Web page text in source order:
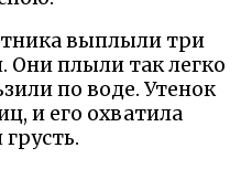
выплыли три
Они плыли так легко
по воде. Утенок
и его охватила